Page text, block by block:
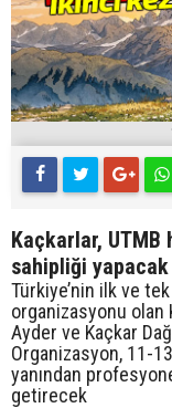
Kaçkarlar, UTMB
sahipliği yapacak
Türkiye’nin ilk ve
organizasyonu olan
Ayder ve Kaçkar
Organizasyon, 11-
yanından
getirecek